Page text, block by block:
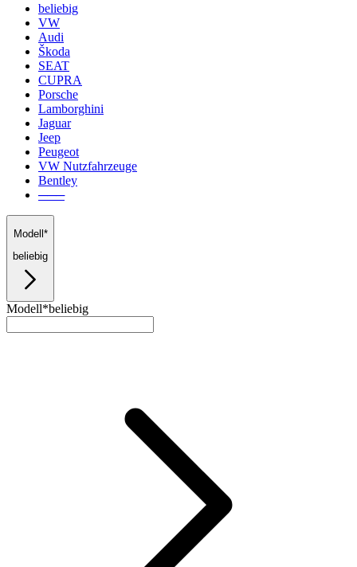
beliebig
VW
Audi
Škoda
SEAT
CUPRA
Porsche
Lamborghini
Jaguar
Jeep
Peugeot
VW Nutzfahrzeuge
Bentley
───
Modell*
beliebig
Modell*beliebig